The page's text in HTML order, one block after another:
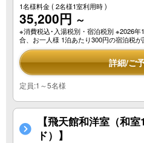
1名様料金( 2名様1室利用時 )
35,200円 ～
※消費税込･入湯税別・宿泊税別 ※2026
合、お一人様 1泊あたり300円の宿泊税が
詳細/ご
定員:1～5名様
【飛天館和洋室（和
ド）】